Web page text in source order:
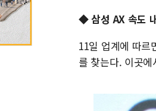
◆ 삼성 AX 속도
11일 업계에 따르
를 찾는다. 이곳